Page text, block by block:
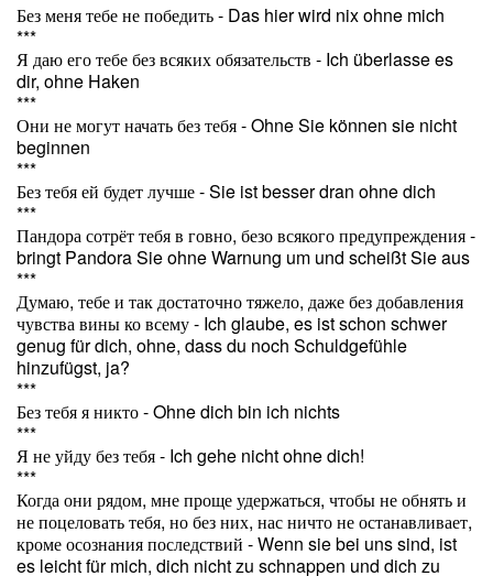
Без меня тебе не победить - Das hier wird nix ohne mich
***
Я даю его тебе без всяких обязательств - Ich überlasse es
dir, ohne Haken
***
Они не могут начать без тебя - Ohne Sie können sie nicht
beginnen
***
Без тебя ей будет лучше - Sie ist besser dran ohne dich
***
Пандора сотрёт тебя в говно, безо всякого предупреждения -
bringt Pandora Sie ohne Warnung um und scheißt Sie aus
***
Думаю, тебе и так достаточно тяжело, даже без добавления
чувства вины ко всему - Ich glaube, es ist schon schwer
genug für dich, ohne, dass du noch Schuldgefühle
hinzufügst, ja?
***
Без тебя я никто - Ohne dich bin ich nichts
***
Я не уйду без тебя - Ich gehe nicht ohne dich!
***
Когда они рядом, мне проще удержаться, чтобы не обнять и
не поцеловать тебя, но без них, нас ничто не останавливает,
кроме осознания последствий - Wenn sie bei uns sind, ist
es leicht für mich, dich nicht zu schnappen und dich zu